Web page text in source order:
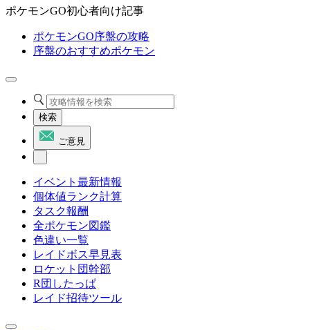
ポケモンGO初心者向け記事
ポケモンGO序盤の攻略
序盤のおすすめポケモン
検索
ご意見
イベント最新情報
個体値ランク計算
タスク報酬
全ポケモン図鑑
色違い一覧
レイドボス早見表
ロケット団幹部
R団したっぱ
レイド招待ツール